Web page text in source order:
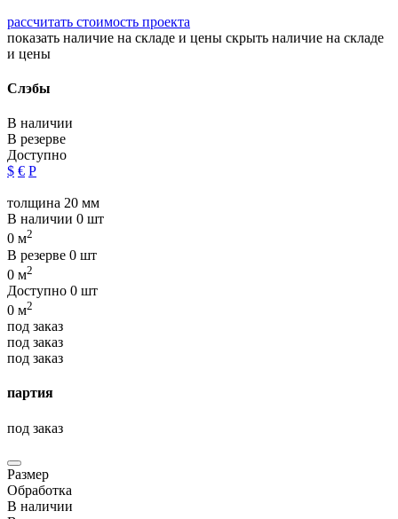
рассчитать стоимость проекта
показать наличие на складе и цены скрыть наличие на складе
и цены
Слэбы
В наличии
В резерве
Доступно
$ € Р
толщина 20 мм
В наличии 0 шт
0 м2
В резерве 0 шт
0 м2
Доступно 0 шт
0 м2
под заказ
под заказ
под заказ
партия
под заказ
Размер
Обработка
В наличии